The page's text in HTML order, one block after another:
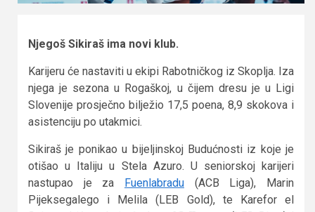
Njegoš Sikiraš ima novi klub.
Karijeru će nastaviti u ekipi Rabotničkog iz Skoplja. Iza
njega je sezona u Rogaškoj, u čijem dresu je u Ligi
Slovenije prosječno bilježio 17,5 poena, 8,9 skokova i
asistenciju po utakmici.
Sikiraš je ponikao u bijeljinskoj Budućnosti iz koje je
otišao u Italiju u Stela Azuro. U seniorskoj karijeri
nastupao je za Fuenlabradu (ACB Liga), Marin
Pijeksegalego i Melila (LEB Gold), te Karefor el